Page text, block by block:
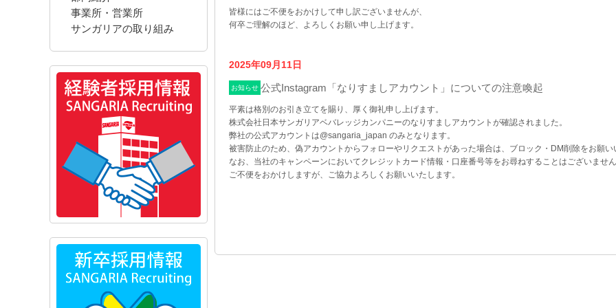
皆様にはご不便をおかけして申し訳ございませんが、
何卒ご理解のほど、よろしくお願い申し上げます。
2025年09月11日
お知らせ 公式Instagram「なりすましアカウント」についての注意喚起
平素は格別のお引き立てを賜り、厚く御礼申し上げます。
株式会社日本サンガリアベバレッジカンパニーのなりすましアカウントが確認されました。
弊社の公式アカウントは@sangaria_japan のみとなります。
被害防止のため、偽アカウントからフォローやリクエストがあった場合は、ブロック・DM削除をお願い
なお、当社のキャンペーンにおいてクレジットカード情報・口座番号等をお尋ねすることはございません
ご不便をおかけしますが、ご協力よろしくお願いいたします。
事業所・営業所
サンガリアの取り組み